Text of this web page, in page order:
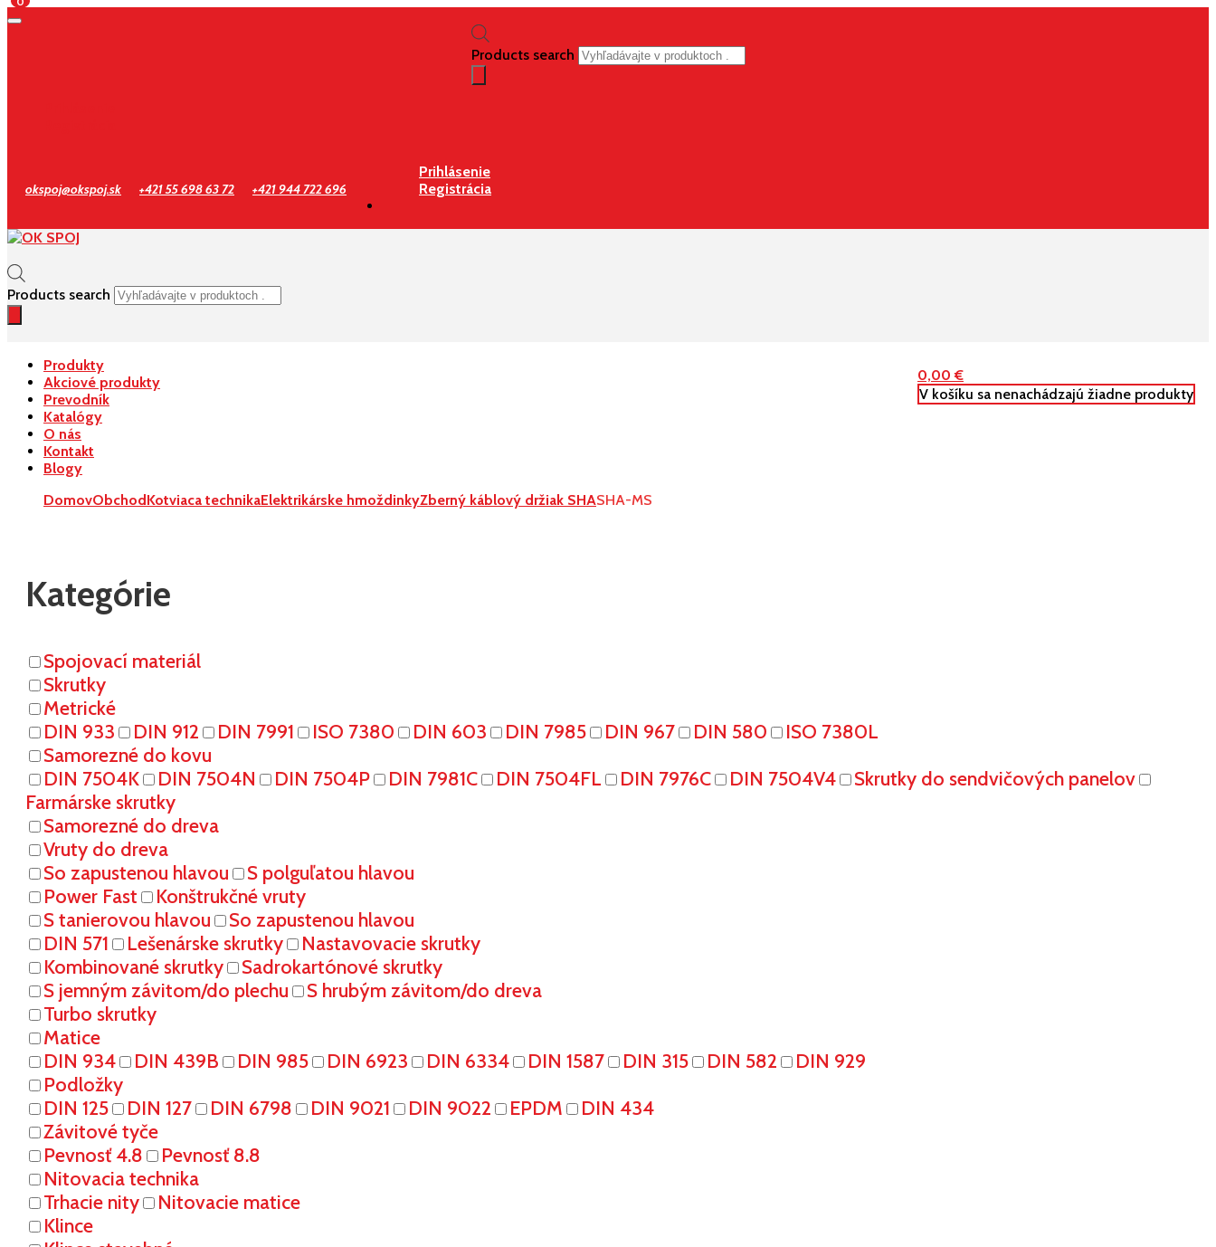
Products search
okspoj@okspoj.sk +421 55 698 63 72 +421 944 722 696
Prihlásenie
Registrácia
Products search
0,00€
V košíku sa nenachádzajú žiadne produkty
Produkty
Akciové produkty
Prevodník
Katalógy
O nás
Kontakt
Blogy
DomovObchodKotviaca technikaElektrikárske hmoždinkyZberný káblový držiak SHASHA-MS
Kategórie
Spojovací materiál
Skrutky
Metrické
DIN 933
DIN 912 DIN 7991 ISO 7380 DIN 603 DIN 7985 DIN 967 DIN 580
ISO 7380L
Samorezné do kovu
DIN 7504K
DIN 7504N DIN 7504P DIN 7981C DIN 7504FL DIN 7976C DIN 7504V4
Skrutky do sendvičových panelov
Farmárske skrutky
Samorezné do dreva
Vruty do dreva
So zapustenou hlavou
S polguľatou hlavou
Power Fast
Konštrukčné vruty
S tanierovou hlavou
So zapustenou hlavou
DIN 571
Lešenárske skrutky
Nastavovacie skrutky
Kombinované skrutky
Sadrokartónové skrutky
S jemným závitom/do plechu
S hrubým závitom/do dreva
Turbo skrutky
Matice
DIN 934
DIN 439B DIN 985 DIN 6923 DIN 6334 DIN 1587 DIN 315 DIN 582
DIN 929
Podložky
DIN 125
DIN 127 DIN 6798 DIN 9021 DIN 9022 EPDM
DIN 434
Závitové tyče
Pevnosť 4.8
Pevnosť 8.8
Nitovacia technika
Trhacie nity
Nitovacie matice
Klince